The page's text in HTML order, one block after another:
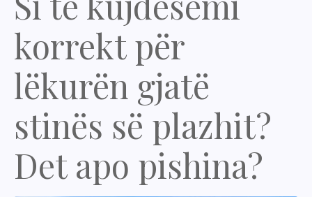
korrekt për
lëkurën gjatë
stinës së plazhit?
Det apo pishina?